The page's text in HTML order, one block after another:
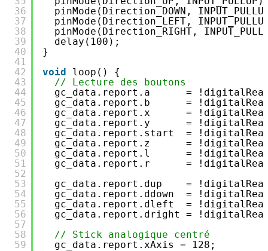
36
37
38
39
40
41
42
43
44
45
46
47
48
49
50
51
52
53
54
55
56
57
58
59
pinMode(Direction_DOWN,
pinMode(Direction_LEFT,
pinMode(Direction_RIGHT,
delay(100);
}
void
loop() {
// Lecture des boutons
gc_data.report.a      =
gc_data.report.b      =
gc_data.report.x      =
gc_data.report.y      =
gc_data.report.start  =
gc_data.report.z      =
gc_data.report.l      =
gc_data.report.r      =
gc_data.report.dup    =
gc_data.report.ddown  =
gc_data.report.dleft  =
gc_data.report.dright =
// Stick analogique centré
gc_data.report.xAxis = 128;